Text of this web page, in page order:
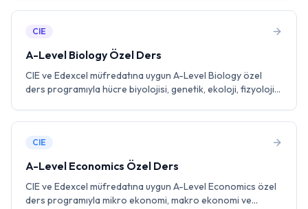
CIE
A-Level Biology Özel Ders
CIE ve Edexcel müfredatına uygun A-Level Biology özel
ders programıyla hücre biyolojisi, genetik, ekoloji, fizyoloji
CIE
A-Level Economics Özel Ders
CIE ve Edexcel müfredatına uygun A-Level Economics özel
ders programıyla mikro ekonomi, makro ekonomi ve